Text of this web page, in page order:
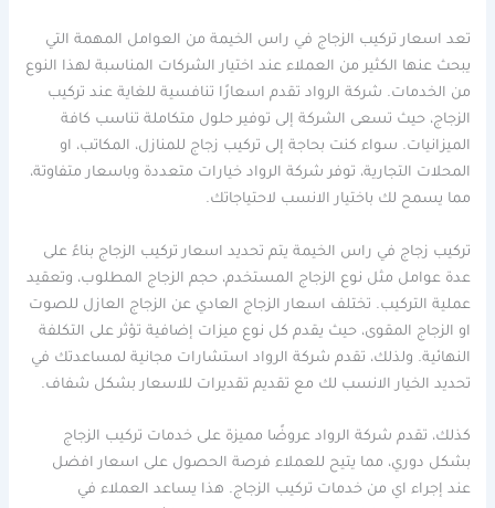
تعد اسعار تركيب الزجاج في راس الخيمة من العوامل المهمة التي
يبحث عنها الكثير من العملاء عند اختيار الشركات المناسبة لهذا النوع
من الخدمات. شركة الرواد تقدم اسعارًا تنافسية للغاية عند تركيب
الزجاج، حيث تسعى الشركة إلى توفير حلول متكاملة تناسب كافة
الميزانيات. سواء كنت بحاجة إلى تركيب زجاج للمنازل، المكاتب، او
المحلات التجارية، توفر شركة الرواد خيارات متعددة وباسعار متفاوتة،
مما يسمح لك باختيار الانسب لاحتياجاتك.
تركيب زجاج في راس الخيمة يتم تحديد اسعار تركيب الزجاج بناءً على
عدة عوامل مثل نوع الزجاج المستخدم، حجم الزجاج المطلوب، وتعقيد
عملية التركيب. تختلف اسعار الزجاج العادي عن الزجاج العازل للصوت
او الزجاج المقوى، حيث يقدم كل نوع ميزات إضافية تؤثر على التكلفة
النهائية. ولذلك، تقدم شركة الرواد استشارات مجانية لمساعدتك في
تحديد الخيار الانسب لك مع تقديم تقديرات للاسعار بشكل شفاف.
كذلك، تقدم شركة الرواد عروضًا مميزة على خدمات تركيب الزجاج
بشكل دوري، مما يتيح للعملاء فرصة الحصول على اسعار افضل
عند إجراء اي من خدمات تركيب الزجاج. هذا يساعد العملاء في